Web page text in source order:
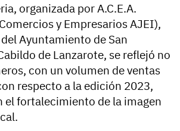
organizada por A.C.E.A.
y Empresarios AJEI),
Ayuntamiento de San
de Lanzarote, se reflejó no
con un volumen de ventas
respecto a la edición 2023,
el fortalecimiento de la imagen